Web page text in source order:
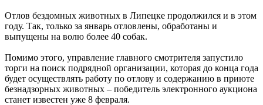
Отлов бездомных животных в Липецке продолжился и в этом
году. Так, только за январь отловлены, обработаны и
выпущены на волю более 40 собак.
Помимо этого, управление главного смотрителя запустило
торги на поиск подрядной организации, которая до конца года
будет осуществлять работу по отлову и содержанию в приюте
безнадзорных животных – победитель электронного аукциона
станет известен уже 8 февраля.